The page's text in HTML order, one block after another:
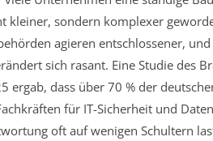
kleiner, sondern komplexer
agieren entschlossener,
sich rasant. Eine Studie des
ergab, dass über 70 % der
für IT-Sicherheit und
oft auf wenigen Schultern